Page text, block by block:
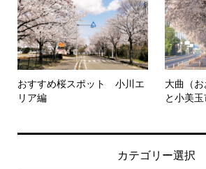
おすすめ桜スポット 小川エ
リア編
大曲（
と小美
カテゴリー選択